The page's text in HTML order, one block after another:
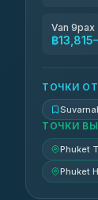
Van 9pax
฿
ТОЧКИ
ТОЧКИ
Phuket
Phuket